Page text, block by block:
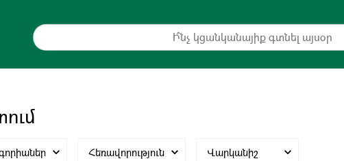
Հեռավորություն Վարկանիշ